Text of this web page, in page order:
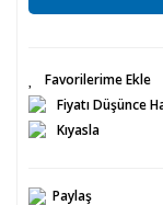
Fiyatı Düşünce
Kıyasla
Paylaş